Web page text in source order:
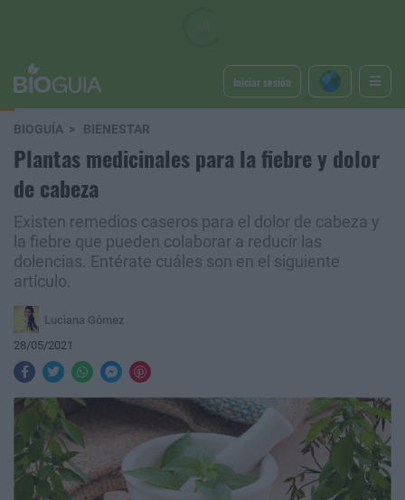
Iniciar sesión
BIOGUÍA BIENESTAR
Plantas medicinales para la fiebre y dolor
de cabeza
Existen remedios caseros para el dolor de cabeza y
la fiebre que pueden colaborar a reducir las
dolencias. Entérate cuáles son en el siguiente
artículo.
Luciana Gómez
28/05/2021